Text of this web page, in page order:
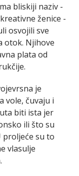
bliskiji naziv
meze, nema recepta jesu dvije turbokreativne ženice ­
osvojili sve
otok. Njihove
plata od
je
vole, čuvaju i
biti ista jer
ili što su
proljeće su to
vlasulje